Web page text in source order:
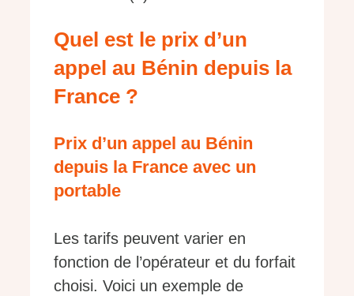
Quel est le prix d’un
appel au Bénin depuis la
France ?
Prix d’un appel au Bénin
depuis la France avec un
portable
Les tarifs peuvent varier en
fonction de l’opérateur et du forfait
choisi. Voici un exemple de